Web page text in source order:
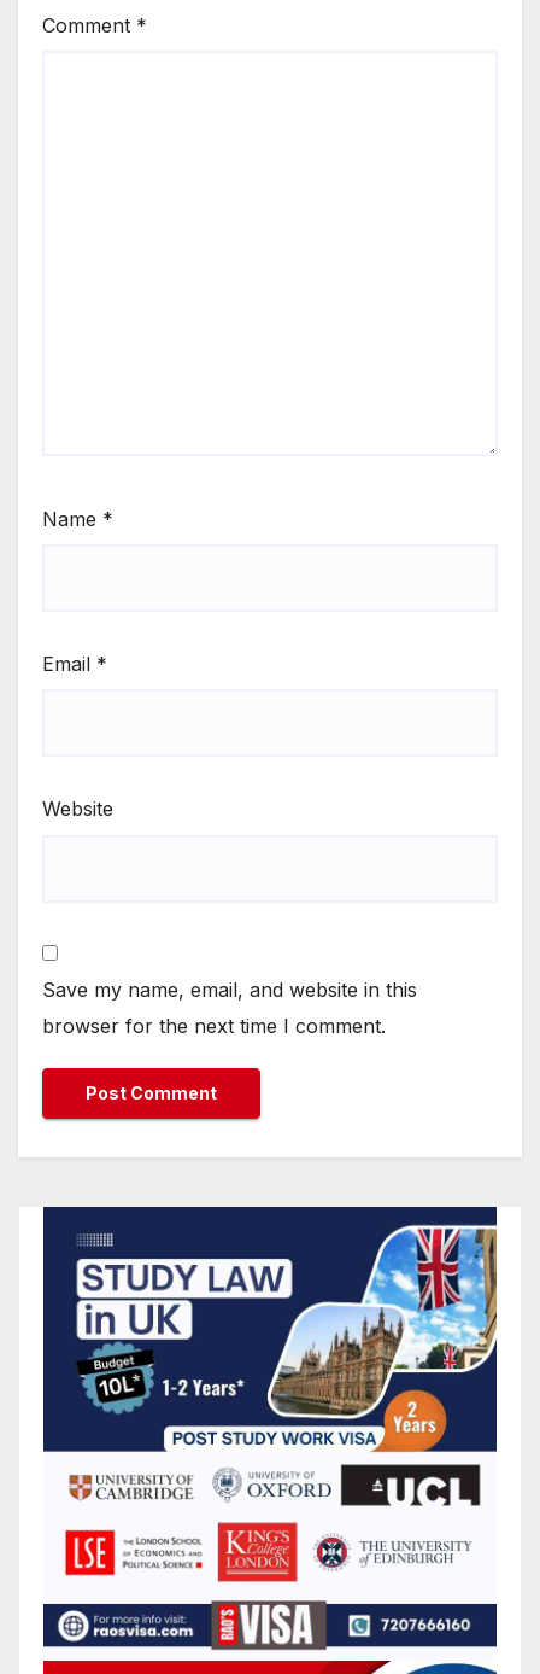
Comment *
Name *
Email *
Website
Save my name, email, and website in this
browser for the next time I comment.